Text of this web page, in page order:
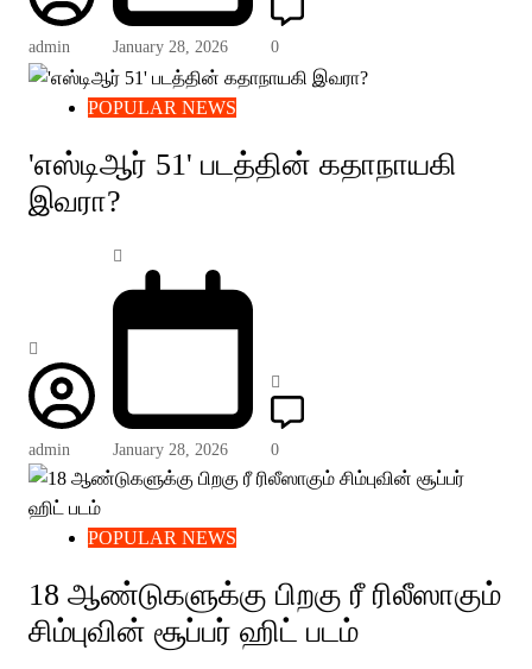
admin January 28, 2026 0
POPULAR NEWS
'எஸ்டிஆர் 51' படத்தின் கதாநாயகி
இவரா?
admin January 28, 2026 0
POPULAR NEWS
18 ஆண்டுகளுக்கு பிறகு ரீ ரிலீஸாகும்
சிம்புவின் சூப்பர் ஹிட் படம்